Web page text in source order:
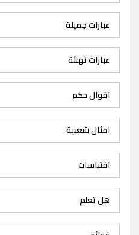
عبارات جميلة
عبارات تهنئة
اقوال حكم
امثال شعبية
اقتباسات
هل تعلم